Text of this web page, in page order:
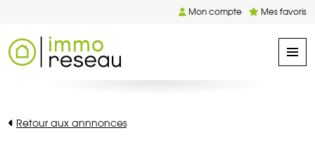
Mon compte Mes favoris
Retour aux annnonces